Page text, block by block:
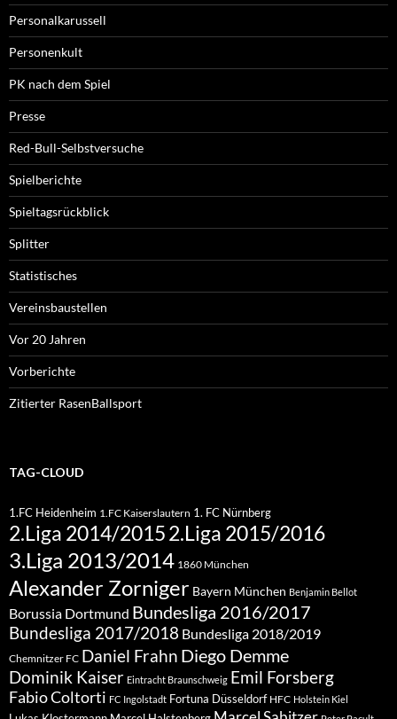
Personalkarussell
Personenkult
PK nach dem Spiel
Presse
Red-Bull-Selbstversuche
Spielberichte
Spieltagsrückblick
Splitter
Statistisches
Vereinsbaustellen
Vor 20 Jahren
Vorberichte
Zitierter RasenBallsport
TAG-CLOUD
1.FC Heidenheim 1.FC Kaiserslautern 1. FC Nürnberg
2.Liga 2014/20152.Liga 2015/2016
3.Liga 2013/2014 1860 München
Alexander Zorniger Bayern München Benjamin Bellot
Borussia Dortmund Bundesliga 2016/2017
Bundesliga 2017/2018 Bundesliga 2018/2019
Chemnitzer FC Daniel Frahn Diego Demme
Dominik Kaiser Eintracht Braunschweig Emil Forsberg
Fabio Coltorti FC Ingolstadt Fortuna Düsseldorf HFC Holstein Kiel